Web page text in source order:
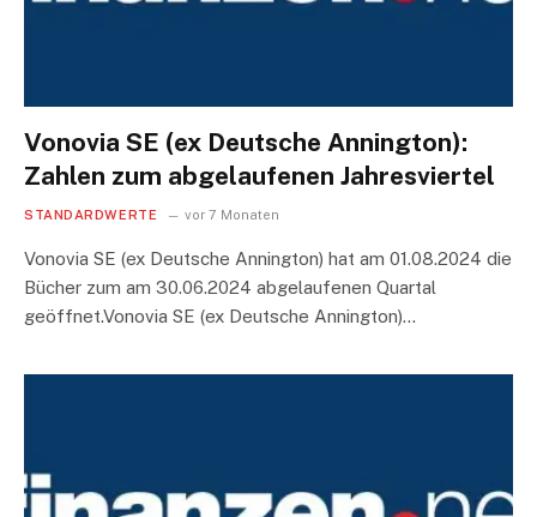
Vonovia SE (ex Deutsche Annington):
Zahlen zum abgelaufenen Jahresviertel
STANDARDWERTE vor 7 Monaten
Vonovia SE (ex Deutsche Annington) hat am 01.08.2024 die
Bücher zum am 30.06.2024 abgelaufenen Quartal
geöffnet.Vonovia SE (ex Deutsche Annington)…